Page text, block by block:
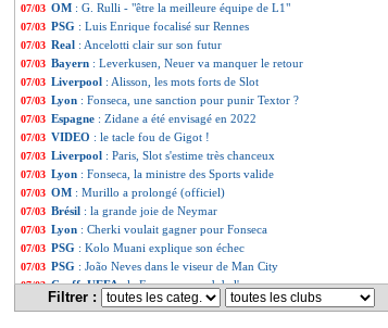
07/03 OM : G. Rulli - "être la meilleure équipe de L1"
07/03 PSG : Luis Enrique focalisé sur Rennes
07/03 Real : Ancelotti clair sur son futur
07/03 Bayern : Leverkusen, Neuer va manquer le retour
07/03 Liverpool : Alisson, les mots forts de Slot
07/03 Lyon : Fonseca, une sanction pour punir Textor ?
07/03 Espagne : Zidane a été envisagé en 2022
07/03 VIDEO : le tacle fou de Gigot !
07/03 Liverpool : Paris, Slot s'estime très chanceux
07/03 Lyon : Fonseca, la ministre des Sports valide
07/03 OM : Murillo a prolongé (officiel)
07/03 Brésil : la grande joie de Neymar
07/03 Lyon : Cherki voulait gagner pour Fonseca
07/03 PSG : Kolo Muani explique son échec
07/03 PSG : João Neves dans le viseur de Man City
07/03 Coeff. UEFA: la France reprend de l'avance
Bayern : Kimmich aurait fait son choix
Filtrer :